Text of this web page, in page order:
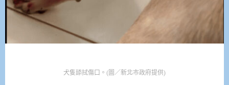
犬隻舔拭傷口。(圖／新北市政府提供)